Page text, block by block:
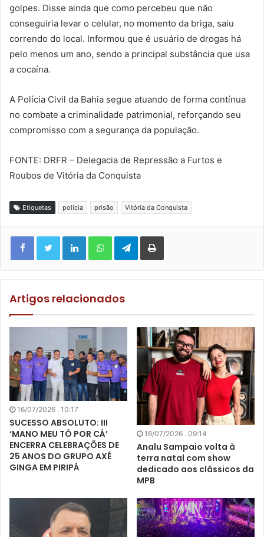
golpes. Disse ainda que como percebeu que não
conseguiria levar o celular, no momento da briga, saiu
correndo do local. Informou que é usuário de drogas há
pelo menos um ano, sendo a principal substância que usa
a cocaína.
A Polícia Civil da Bahia segue atuando de forma contínua
no combate a criminalidade patrimonial, reforçando seu
compromisso com a segurança da população.
FONTE: DRFR – Delegacia de Repressão a Furtos e
Roubos de Vitória da Conquista
Etiquetas polícia prisão Vitória da Conquista
Facebook Twitter Linkedin WhatsApp Telegram
Artigos relacionados
16/07/2026 . 10:17
SUCESSO ABSOLUTO: III
‘MANO MEU TÔ POR CÁ’
ENCERRA CELEBRAÇÕES DE
25 ANOS DO GRUPO AXÉ
GINGA EM PIRIPÁ
16/07/2026 . 09:14
Analu Sampaio volta à
terra natal com show
dedicado aos clássicos da
MPB